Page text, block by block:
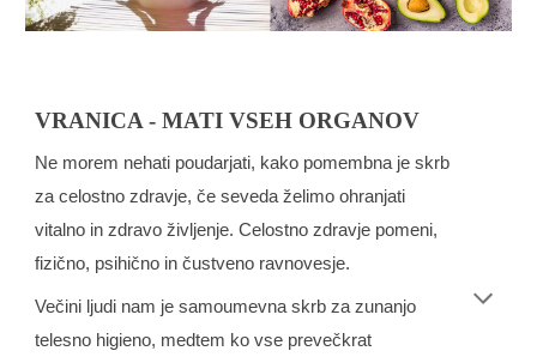
VRANICA - MATI VSEH ORGANOV
Ne morem nehati poudarjati, kako pomembna je skrb
za celostno zdravje, če seveda želimo ohranjati
vitalno in zdravo življenje. Celostno zdravje pomeni,
fizično, psihično in čustveno ravnovesje.
Večini ljudi nam je samoumevna skrb za zunanjo
telesno higieno, medtem ko vse prevečkrat